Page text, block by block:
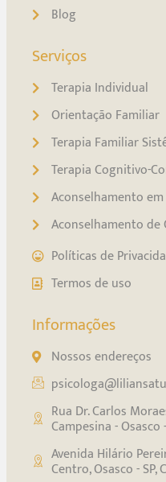
Blog
Serviços
Terapia Individual
Orientação Familiar
Terapia Familiar
Terapia Cognitivo-
Aconselhamento
Aconselhamento de
Políticas de
Termos de uso
Informações
Nossos endereços
Rua Dr. Carlos
Campesina - Osasco
Avenida Hilário
Centro, Osasco - SP,